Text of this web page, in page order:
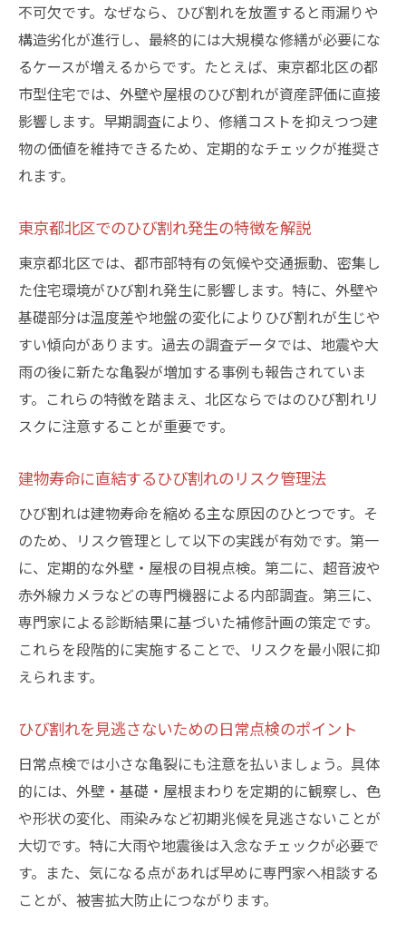
早期のひび割れ発見で修繕コストを抑える
方法
建物価値を守るためのひび割れ初期対応策
点検で見落としがちなひび割れの見分け方
ひび割れがもたらす長期的なリスクを検証
建物の価値維持に必要な継続的なひび割れ
気になる外壁のひび割れ、早期調査が肝心
外壁ひび割れを早期調査すべき理由とは
ひび割れ調査の適切なタイミングを見極め
る
外壁ひび割れのサインを見逃さないチェッ
ク法
調査前に準備すべきポイントと注意事項
早期調査が将来的な大きな修繕を防ぐ秘訣
コツ
建物の寿命を延ばすひび割れ対策実践法
ひび割れ対策で建物寿命を延ばす実践ポイ
ント
補修前後で異なるひび割れ対策の手順を解
説
ひび割れの進行を抑えるメンテナンス法
ひび割れ対策に役立つ日常のケア方法
ひび割れ予防と建物耐久性向上の関係性
ひび割れを放置しないための調査ポイント
ひび割れ放置が招くリスクと対策の実例紹
介
見落としやすいひび割れ調査の重要チェッ
ク項目
不可欠です。なぜなら、ひび割れを放置すると雨漏りや
構造劣化が進行し、最終的には大規模な修繕が必要にな
るケースが増えるからです。たとえば、東京都北区の都
市型住宅では、外壁や屋根のひび割れが資産評価に直接
影響します。早期調査により、修繕コストを抑えつつ建
物の価値を維持できるため、定期的なチェックが推奨さ
れます。
東京都北区でのひび割れ発生の特徴を解説
東京都北区では、都市部特有の気候や交通振動、密集し
た住宅環境がひび割れ発生に影響します。特に、外壁や
基礎部分は温度差や地盤の変化によりひび割れが生じや
すい傾向があります。過去の調査データでは、地震や大
雨の後に新たな亀裂が増加する事例も報告されていま
す。これらの特徴を踏まえ、北区ならではのひび割れリ
スクに注意することが重要です。
建物寿命に直結するひび割れのリスク管理法
ひび割れは建物寿命を縮める主な原因のひとつです。そ
のため、リスク管理として以下の実践が有効です。第一
に、定期的な外壁・屋根の目視点検。第二に、超音波や
赤外線カメラなどの専門機器による内部調査。第三に、
専門家による診断結果に基づいた補修計画の策定です。
これらを段階的に実施することで、リスクを最小限に抑
えられます。
ひび割れを見逃さないための日常点検のポイント
日常点検では小さな亀裂にも注意を払いましょう。具体
的には、外壁・基礎・屋根まわりを定期的に観察し、色
や形状の変化、雨染みなど初期兆候を見逃さないことが
大切です。特に大雨や地震後は入念なチェックが必要で
す。また、気になる点があれば早めに専門家へ相談する
ことが、被害拡大防止につながります。